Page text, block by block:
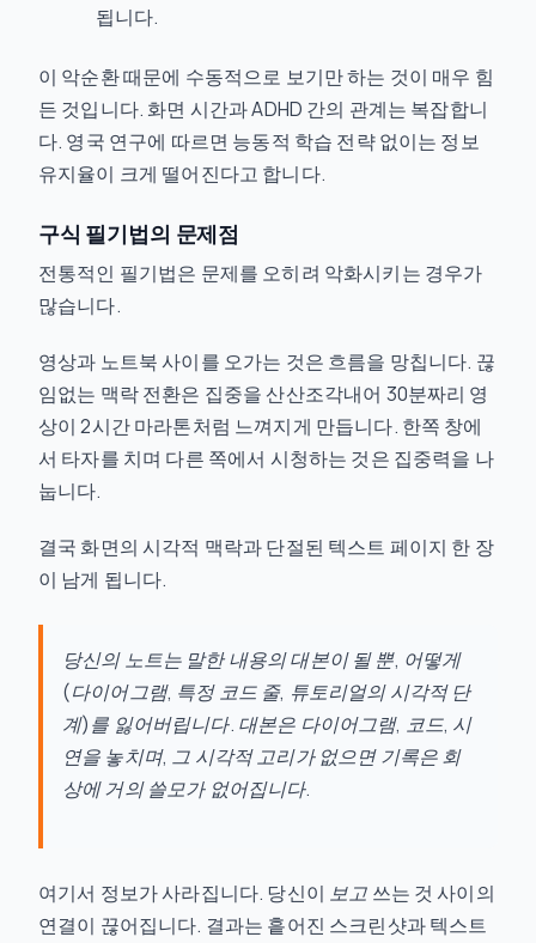
됩니다.
이 악순환 때문에 수동적으로 보기만 하는 것이 매우 힘
든 것입니다. 화면 시간과 ADHD 간의 관계는 복잡합니
다. 영국 연구에 따르면 능동적 학습 전략 없이는 정보
유지율이 크게 떨어진다고 합니다.
구식 필기법의 문제점
전통적인 필기법은 문제를 오히려 악화시키는 경우가
많습니다.
영상과 노트북 사이를 오가는 것은 흐름을 망칩니다. 끊
임없는 맥락 전환은 집중을 산산조각내어 30분짜리 영
상이 2시간 마라톤처럼 느껴지게 만듭니다. 한쪽 창에
서 타자를 치며 다른 쪽에서 시청하는 것은 집중력을 나
눕니다.
결국 화면의 시각적 맥락과 단절된 텍스트 페이지 한 장
이 남게 됩니다.
당신의 노트는 말한 내용의 대본이 될 뿐, 어떻게
(다이어그램, 특정 코드 줄, 튜토리얼의 시각적 단
계)를 잃어버립니다. 대본은 다이어그램, 코드, 시
연을 놓치며, 그 시각적 고리가 없으면 기록은 회
상에 거의 쓸모가 없어집니다.
여기서 정보가 사라집니다. 당신이 보고 쓰는 것 사이의
연결이 끊어집니다. 결과는 흩어진 스크린샷과 텍스트